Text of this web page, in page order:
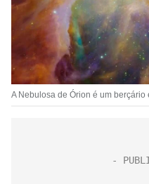
A Nebulosa de Órion é um